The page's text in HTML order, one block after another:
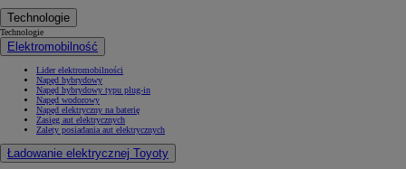
Technologie
Technologie
Elektromobilność
Lider elektromobilności
Napęd hybrydowy
Napęd hybrydowy typu plug-in
Napęd wodorowy
Napęd elektryczny na baterię
Zasięg aut elektrycznych
Zalety posiadania aut elektrycznych
Ładowanie elektrycznej Toyoty